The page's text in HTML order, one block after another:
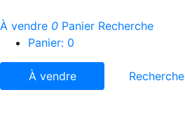
À vendre 0 Panier Recherche
Panier: 0
À vendre Recherche